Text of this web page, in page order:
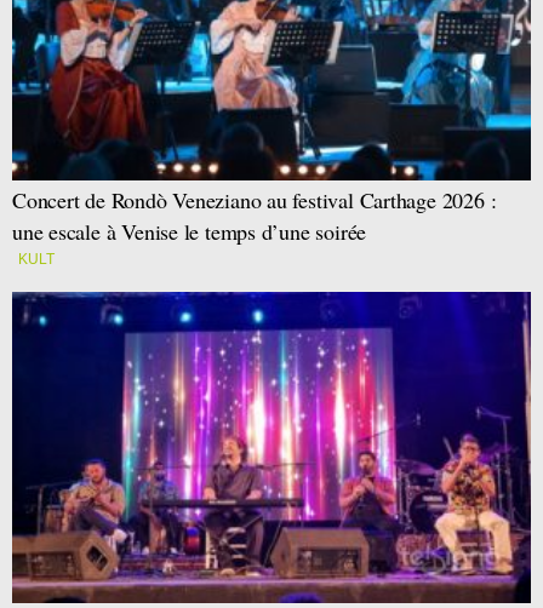
Concert de Rondò Veneziano au festival Carthage 2026 :
une escale à Venise le temps d’une soirée
KULT